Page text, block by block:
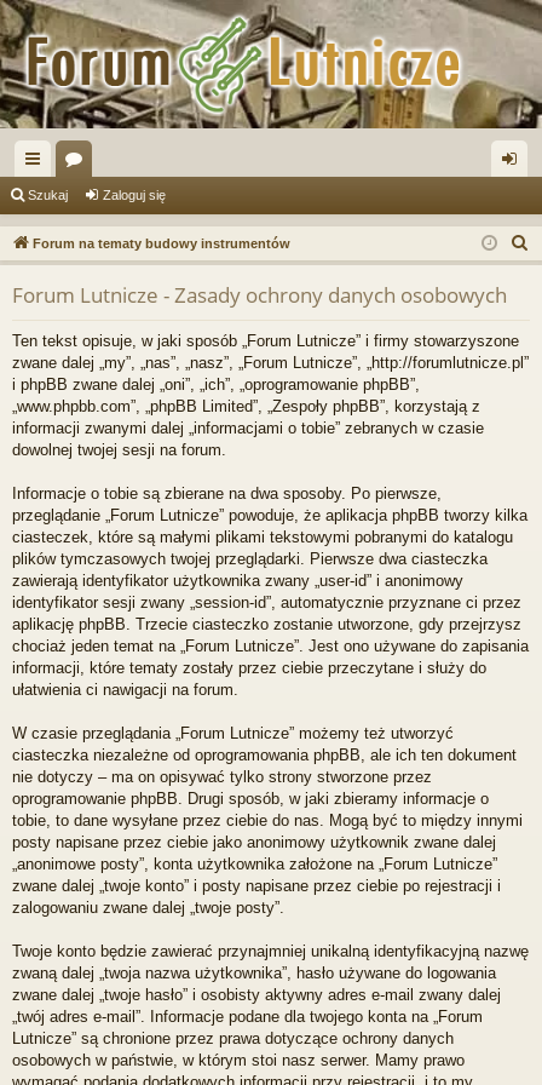
ię
ce
j
…
or
a og
uj
ę
Szukaj Zaloguj się
Forum na tematy budowy instrumentów
z
Forum Lutnicze - Zasady ochrony danych osobowych
Ten tekst opisuje, w jaki sposób „Forum Lutnicze” i firmy stowarzyszone
zwane dalej „my”, „nas”, „nasz”, „Forum Lutnicze”, „http://forumlutnicze.pl”
i phpBB zwane dalej „oni”, „ich”, „oprogramowanie phpBB”,
„www.phpbb.com”, „phpBB Limited”, „Zespoły phpBB”, korzystają z
informacji zwanymi dalej „informacjami o tobie” zebranych w czasie
dowolnej twojej sesji na forum.
Informacje o tobie są zbierane na dwa sposoby. Po pierwsze,
przeglądanie „Forum Lutnicze” powoduje, że aplikacja phpBB tworzy kilka
ciasteczek, które są małymi plikami tekstowymi pobranymi do katalogu
plików tymczasowych twojej przeglądarki. Pierwsze dwa ciasteczka
zawierają identyfikator użytkownika zwany „user-id” i anonimowy
identyfikator sesji zwany „session-id”, automatycznie przyznane ci przez
aplikację phpBB. Trzecie ciasteczko zostanie utworzone, gdy przejrzysz
chociaż jeden temat na „Forum Lutnicze”. Jest ono używane do zapisania
informacji, które tematy zostały przez ciebie przeczytane i służy do
ułatwienia ci nawigacji na forum.
W czasie przeglądania „Forum Lutnicze” możemy też utworzyć
ciasteczka niezależne od oprogramowania phpBB, ale ich ten dokument
nie dotyczy – ma on opisywać tylko strony stworzone przez
oprogramowanie phpBB. Drugi sposób, w jaki zbieramy informacje o
tobie, to dane wysyłane przez ciebie do nas. Mogą być to między innymi
posty napisane przez ciebie jako anonimowy użytkownik zwane dalej
„anonimowe posty”, konta użytkownika założone na „Forum Lutnicze”
zwane dalej „twoje konto” i posty napisane przez ciebie po rejestracji i
zalogowaniu zwane dalej „twoje posty”.
Twoje konto będzie zawierać przynajmniej unikalną identyfikacyjną nazwę
zwaną dalej „twoja nazwa użytkownika”, hasło używane do logowania
zwane dalej „twoje hasło” i osobisty aktywny adres e-mail zwany dalej
„twój adres e-mail”. Informacje podane dla twojego konta na „Forum
Lutnicze” są chronione przez prawa dotyczące ochrony danych
osobowych w państwie, w którym stoi nasz serwer. Mamy prawo